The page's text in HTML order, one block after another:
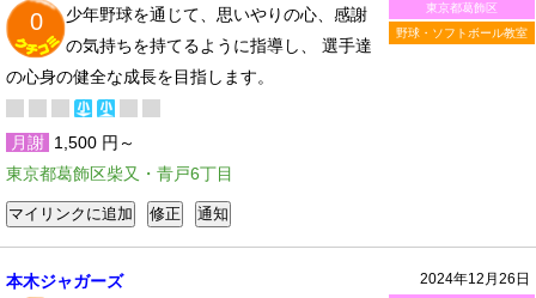
東京都葛飾区
野球・ソフトボール教室
0
少年野球を通じて、思いやりの心、感謝
の気持ちを持てるように指導し、 選手達
の心身の健全な成長を目指します。
月謝 1,500 円～
東京都葛飾区柴又・青戸6丁目
2024年12月26日
本木ジャガーズ